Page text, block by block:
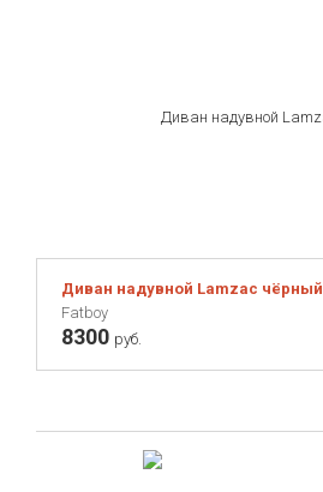
Диван надувной Lamzac чёрный
Fatboy
8300 руб.